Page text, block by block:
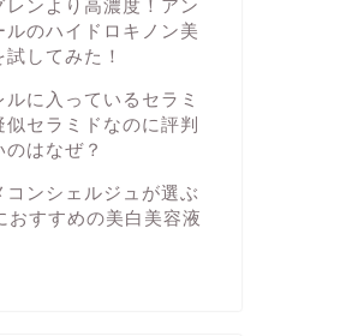
レンより高濃度！アン
ルのハイドロキノン美
試してみた！
ルに入っているセラミ
似セラミドなのに評判
のはなぜ？
コンシェルジュが選ぶ
おすすめの美白美容液